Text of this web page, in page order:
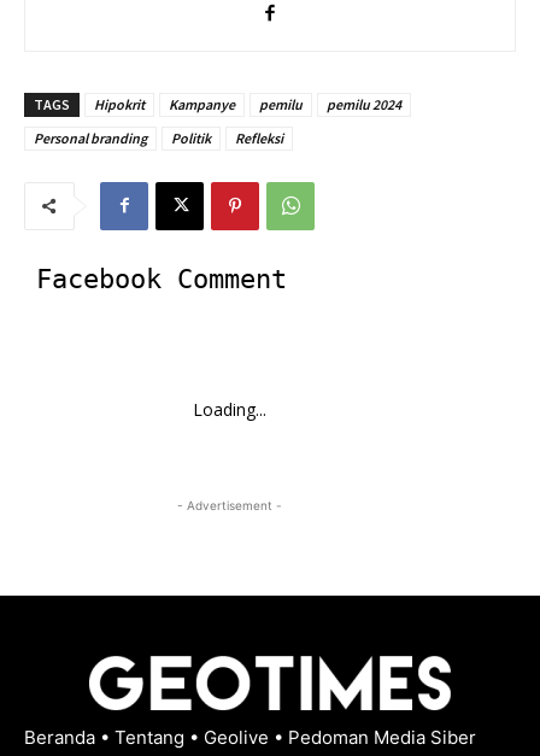
TAGS Hipokrit Kampanye pemilu
pemilu 2024
Personal branding
Politik Refleksi
Facebook Comment
Loading...
- Advertisement -
Beranda • Tentang • Geolive • Pedoman Media Siber